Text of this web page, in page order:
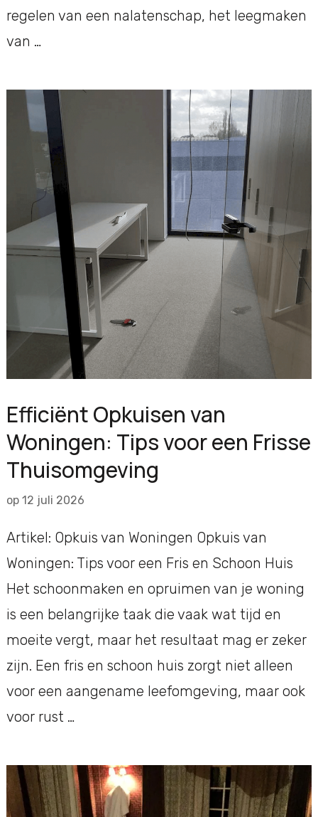
regelen van een nalatenschap, het leegmaken
van …
Efficiënt Opkuisen van
Woningen: Tips voor een Frisse
Thuisomgeving
op 12 juli 2026
Artikel: Opkuis van Woningen Opkuis van
Woningen: Tips voor een Fris en Schoon Huis
Het schoonmaken en opruimen van je woning
is een belangrijke taak die vaak wat tijd en
moeite vergt, maar het resultaat mag er zeker
zijn. Een fris en schoon huis zorgt niet alleen
voor een aangename leefomgeving, maar ook
voor rust …